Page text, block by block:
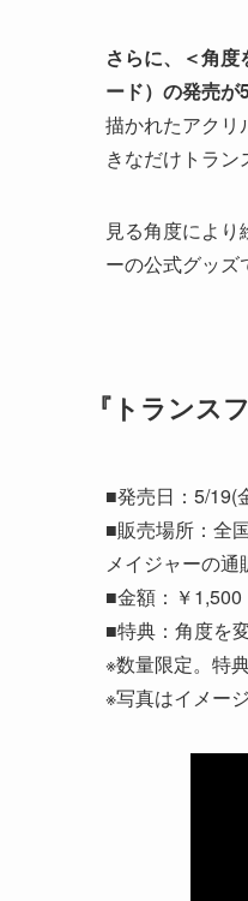
さらに、＜角
ード）の発売が
描かれたアクリ
きなだけトラン
見る角度によ
ーの公式グッズ
『トランス
■発売日：5/19(
■販売場所：全
メイジャーの通
■金額：￥1,500
■特典：角度を
※数量限定。特
※写真はイメー